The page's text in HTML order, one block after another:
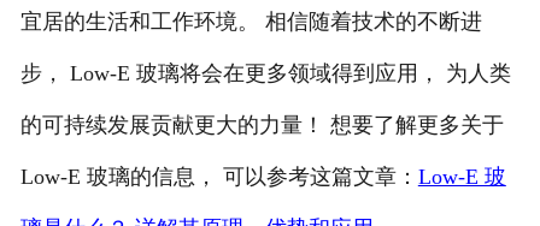
宜居的生活和工作环境。 相信随着技术的不断进
步， Low-E 玻璃将会在更多领域得到应用， 为人类
的可持续发展贡献更大的力量！ 想要了解更多关于
Low-E 玻璃的信息， 可以参考这篇文章： Low-E 玻